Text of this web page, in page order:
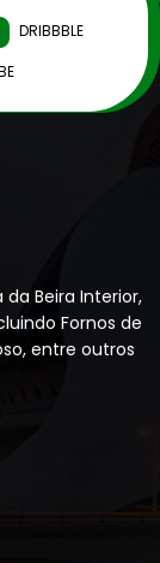
DRIBBBLE
Beira Interior,
Fornos de
entre outros